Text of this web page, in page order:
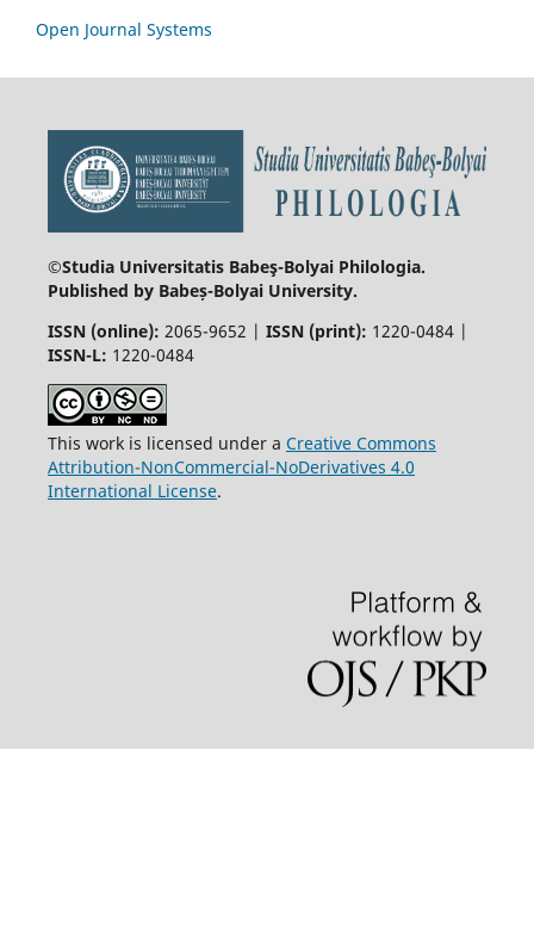
Open Journal Systems
©Studia Universitatis Babeş-Bolyai Philologia.
Published by Babeș-Bolyai University.
ISSN (online): 2065-9652 | ISSN (print): 1220-0484 |
ISSN-L: 1220-0484
This work is licensed under a Creative Commons
Attribution-NonCommercial-NoDerivatives 4.0
International License.